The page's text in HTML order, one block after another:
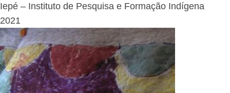
Iepé – Instituto de Pesquisa e Formação Indígena
2021